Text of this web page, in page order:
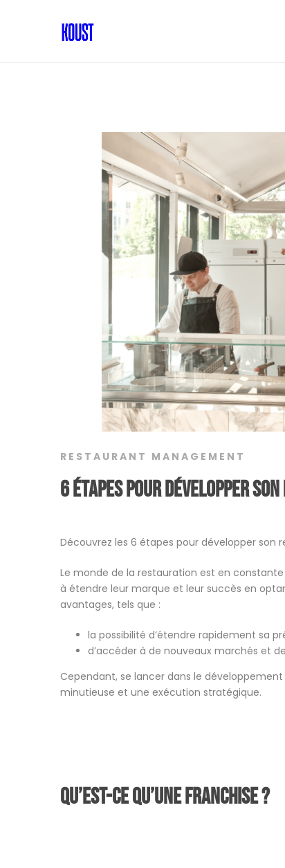
RESTAURANT MANAGEMENT
6 étapes pour développer
Découvrez les 6 étapes pour développer son
Le monde de la restauration est en
à étendre leur marque et leur succès en
avantages, tels que :
la possibilité d’étendre rapidement sa
d’accéder à de nouveaux marchés et
Cependant, se lancer dans le
minutieuse et une exécution stratégique.
Qu’est-ce qu’une franchise ?